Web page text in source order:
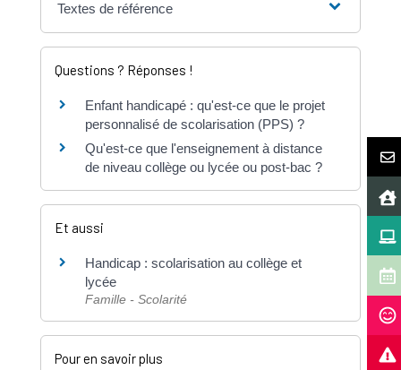
Textes de référence
Questions ? Réponses !
Enfant handicapé : qu'est-ce que le projet
personnalisé de scolarisation (PPS) ?
Qu'est-ce que l'enseignement à distance
de niveau collège ou lycée ou post-bac ?
Et aussi
Handicap : scolarisation au collège et
lycée
Famille - Scolarité
Pour en savoir plus